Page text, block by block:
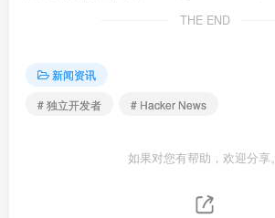
THE END
新闻资讯
# 独立开发者
# Hacker News
如果对您有帮助，欢迎分享。